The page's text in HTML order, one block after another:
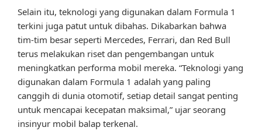
Selain itu, teknologi yang digunakan dalam Formula 1
terkini juga patut untuk dibahas. Dikabarkan bahwa
tim-tim besar seperti Mercedes, Ferrari, dan Red Bull
terus melakukan riset dan pengembangan untuk
meningkatkan performa mobil mereka. “Teknologi yang
digunakan dalam Formula 1 adalah yang paling
canggih di dunia otomotif, setiap detail sangat penting
untuk mencapai kecepatan maksimal,” ujar seorang
insinyur mobil balap terkenal.